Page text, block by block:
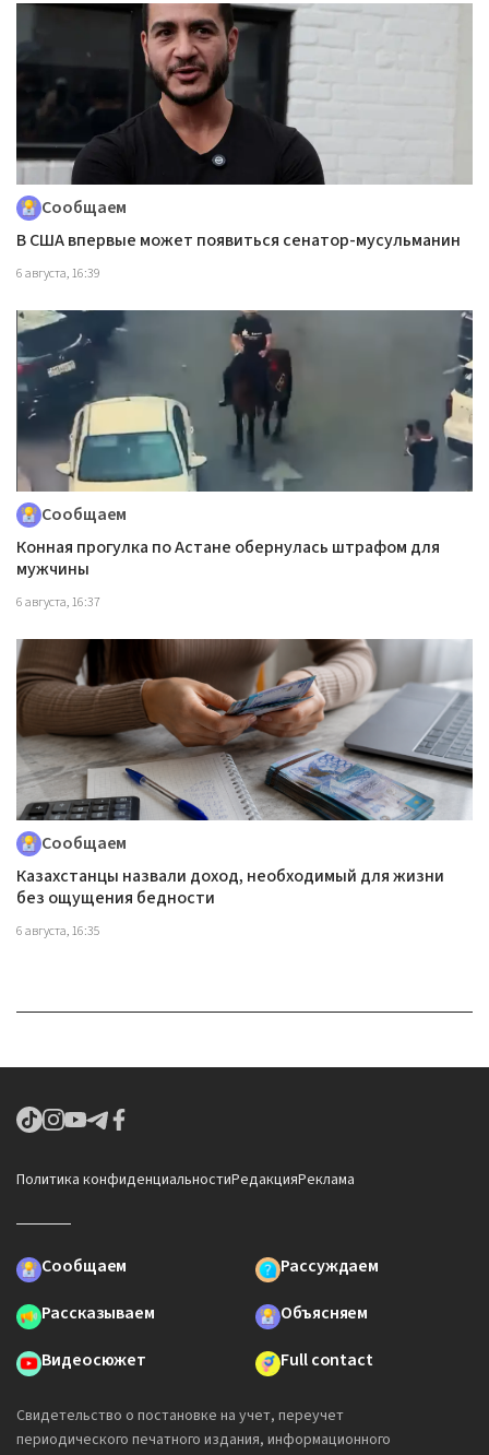
Сообщаем
В США впервые может появиться сенатор-мусульманин
6 августа, 16:39
Сообщаем
Конная прогулка по Астане обернулась штрафом для
мужчины
6 августа, 16:37
Сообщаем
Казахстанцы назвали доход, необходимый для жизни
без ощущения бедности
6 августа, 16:35
Политика конфиденциальностиРедакцияРеклама
Сообщаем
Рассуждаем
Рассказываем
Объясняем
Видеосюжет
Full contact
Свидетельство о постановке на учет, переучет
периодического печатного издания, информационного